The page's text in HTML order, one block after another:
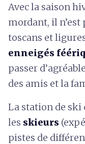
Avec la saison
mordant, il n’est
toscans et
enneigés
passer
des amis et la
La station de ski
les skieurs
pistes de